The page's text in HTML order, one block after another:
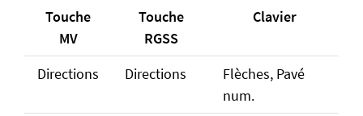
Touche
MV
Touche
RGSS
Clavier
Directions Directions
Flèches, Pavé
num.